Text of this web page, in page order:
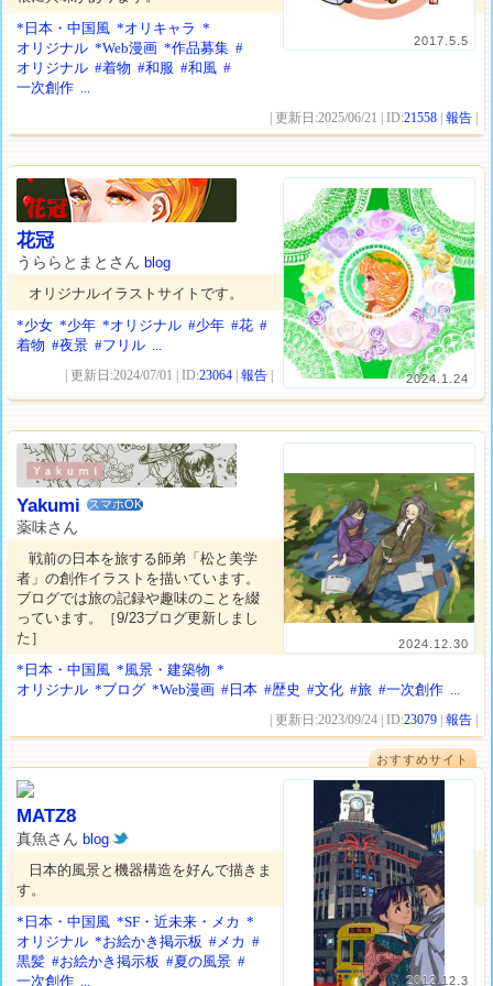
2017.5.5
*日本・中国風 *オリキャラ *
オリジナル *Web漫画 *作品募集 #
オリジナル #着物 #和服 #和風 #
一次創作 ...
| 更新日:2025/06/21 | ID:21558 |報告
2024.1.24
花冠
うららとまとさんblog
オリジナルイラストサイトです。
*少女 *少年 *オリジナル #少年 #花 #
着物 #夜景 #フリル ...
| 更新日:2024/07/01 | ID:23064 |報告
2024.12.30
Yakumi スマホOK
薬味さん
戦前の日本を旅する師弟「松と美学
者」の創作イラストを描いています。
ブログでは旅の記録や趣味のことを綴
っています。［9/23ブログ更新しまし
た］
*日本・中国風 *風景・建築物 *
オリジナル *ブログ *Web漫画 #日本 #歴史 #文化 #旅 #一次創作 ...
| 更新日:2023/09/24 | ID:23079 |報告
おすすめサイト
2012.12.3
MATZ8
真魚さんblog
日本的風景と機器構造を好んで描きま
す。
*日本・中国風 *SF・近未来・メカ *
オリジナル *お絵かき掲示板 #メカ #
黒髪 #お絵かき掲示板 #夏の風景 #
一次創作 ...